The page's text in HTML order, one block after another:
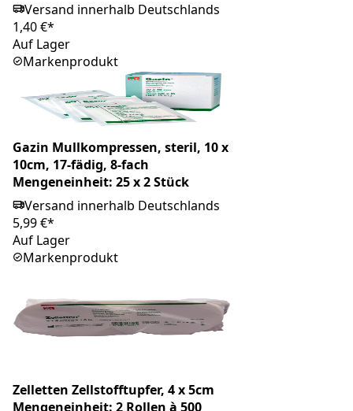
Versand innerhalb Deutschlands
1,40 €*
Auf Lager
Markenprodukt
Gazin Mullkompressen, steril, 10 x
10cm, 17-fädig, 8-fach
Mengeneinheit: 25 x 2 Stück
Versand innerhalb Deutschlands
5,99 €*
Auf Lager
Markenprodukt
Zelletten Zellstofftupfer, 4 x 5cm
Mengeneinheit: 2 Rollen à 500